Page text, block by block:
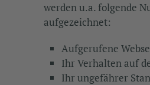
werden u.a. folgende
aufgezeichnet:
Aufgerufene
Ihr Verhalten auf
Ihr ungefährer